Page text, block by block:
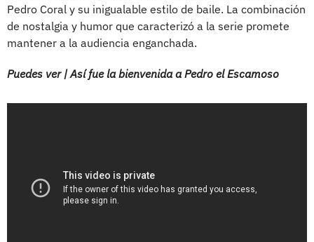
Pedro Coral y su inigualable estilo de baile. La combinación
de nostalgia y humor que caracterizó a la serie promete
mantener a la audiencia enganchada.
Puedes ver | Así fue la bienvenida a Pedro el Escamoso